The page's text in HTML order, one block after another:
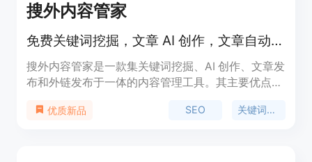
搜外内容管家
免费关键词挖掘，文章 AI 创作，文章自动发布，免费发布 1000 个外链。
搜外内容管家是一款集关键词挖掘、AI 创作、文章发
布和外链发布于一体的内容管理工具。其主要优点在
创作和发布。产品背景信息为提高网站内容质量和
优质新品 SEO 关键词挖掘